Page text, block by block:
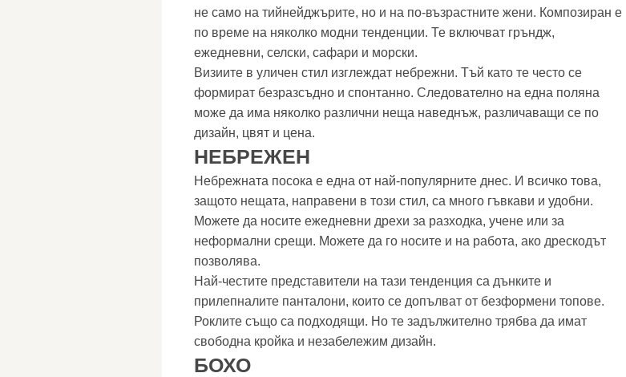
не само на тийнейджърите, но и на по-възрастните жени. Композиран е
по време на няколко модни тенденции. Те включват гръндж,
ежедневни, селски, сафари и морски.
Визиите в уличен стил изглеждат небрежни. Тъй като те често се
формират безразсъдно и спонтанно. Следователно на една поляна
може да има няколко различни неща наведнъж, различаващи се по
дизайн, цвят и цена.
НЕБРЕЖЕН
Небрежната посока е една от най-популярните днес. И всичко това,
защото нещата, направени в този стил, са много гъвкави и удобни.
Можете да носите ежедневни дрехи за разходка, учене или за
неформални срещи. Можете да го носите и на работа, ако дрескодът
позволява.
Най-честите представители на тази тенденция са дънките и
прилепналите панталони, които се допълват от безформени топове.
Роклите също са подходящи. Но те задължително трябва да имат
свободна кройка и незабележим дизайн.
БОХО